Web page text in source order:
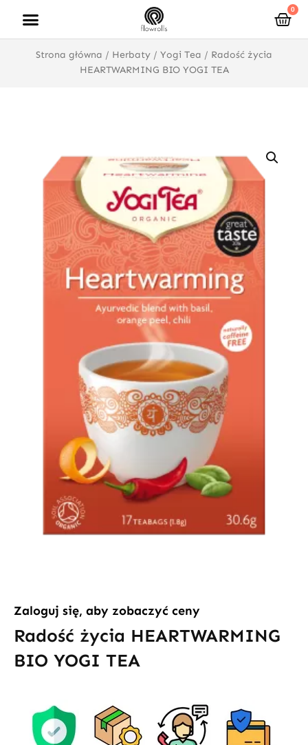
treści
0
Strona główna / Herbaty / Yogi Tea / Radość życia
HEARTWARMING BIO YOGI TEA
Zaloguj się, aby zobaczyć ceny
Radość życia HEARTWARMING
BIO YOGI TEA